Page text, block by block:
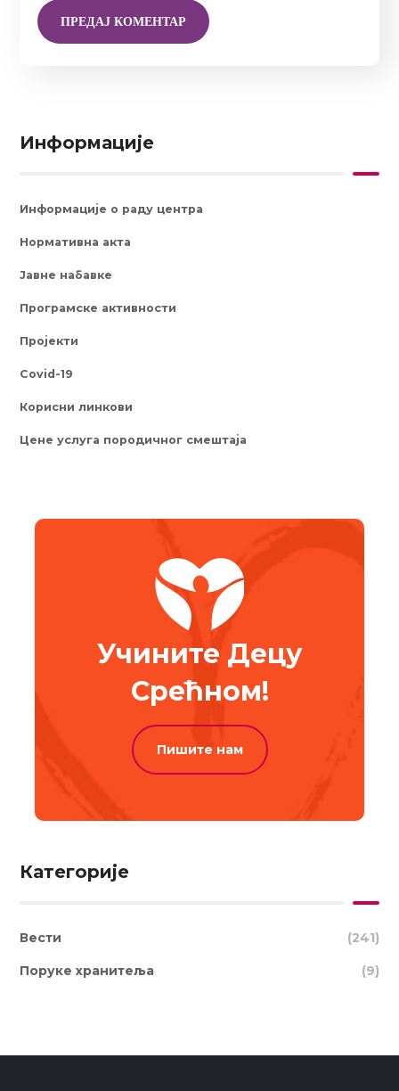
Информације
Информације о раду центра
Нормативна акта
Јавне набавке
Програмске активности
Пројекти
Covid-19
Корисни линкови
Цене услуга породичног смештаја
Учините Децу
Срећном!
Пишите нам
Категорије
Вести (241)
Поруке хранитеља (9)